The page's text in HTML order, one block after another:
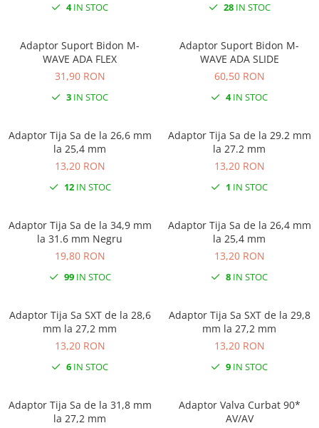
4IN STOC 28IN STOC
Adaptor Suport Bidon M-
WAVE ADA FLEX
31,90 RON
3 IN STOC
Adaptor Suport Bidon M-
WAVE ADA SLIDE
60,50 RON
4IN STOC
Adaptor Tija Sa de la 26,6 mm
la 25,4 mm
13,20 RON
12IN STOC
Adaptor Tija Sa de la 29.2 mm
la 27.2 mm
13,20 RON
1 IN STOC
Adaptor Tija Sa de la 34,9 mm
la 31.6 mm Negru
19,80 RON
99IN STOC
Adaptor Tija Sa de la 26,4 mm
la 25,4 mm
13,20 RON
8 IN STOC
Adaptor Tija Sa SXT de la 28,6
mm la 27,2 mm
13,20 RON
6 IN STOC
Adaptor Tija Sa SXT de la 29,8
mm la 27,2 mm
13,20 RON
9 IN STOC
Adaptor Tija Sa de la 31,8 mm
la 27,2 mm
Adaptor Valva Curbat 90*
AV/AV